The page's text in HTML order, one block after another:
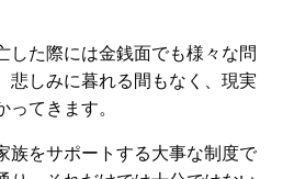
した際には金銭面でも様々な問
悲しみに暮れる間もなく、現実
てきます。
族をサポートする大事な制度で